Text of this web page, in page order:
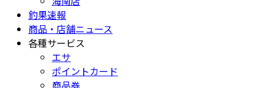
釣果速報
商品・店舗ニュース
各種サービス
エサ
ポイントカード
商品券